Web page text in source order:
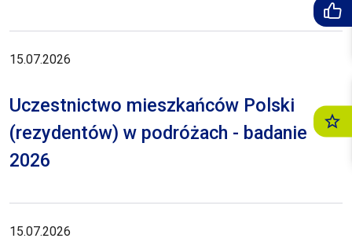
15.07.2026
Uczestnictwo mieszkańców Polski
(rezydentów) w podróżach - badanie
2026
15.07.2026